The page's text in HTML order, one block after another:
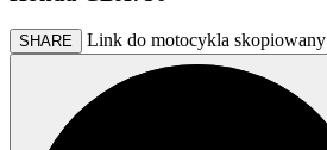
SHARE Link do motocykla skopiowany